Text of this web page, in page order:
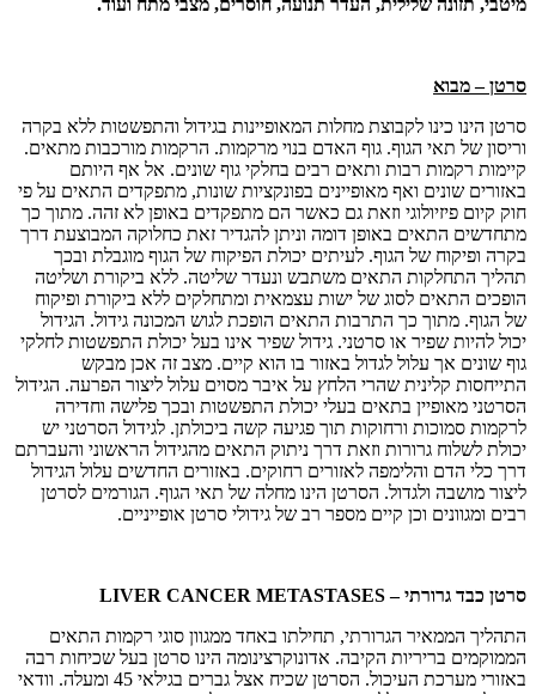
סרטן – מבוא
סרטן הינו כינו לקבוצת מחלות המאופיינות בגידול והתפשטות ללא בקרה
וריסון של תאי הגוף. גוף האדם בנוי מרקמות. הרקמות מורכבות מתאים.
קיימות רקמות רבות ותאים רבים בחלקי גוף שונים. אל אף היותם
באזורים שונים ואף מאופיינים בפונקציות שונות, מתפקדים התאים על פי
חוק קיום פיזיולוגי וזאת גם כאשר הם מתפקדים באופן לא זהה. מתוך כך
מתחדשים התאים באופן דומה וניתן להגדיר זאת כחלוקה המבוצעת דרך
בקרה ופיקוח של הגוף. לעיתים יכולת הפיקוח של הגוף מוגבלת ובכך
תהליך התחלקות התאים משתבש ונעדר שליטה. ללא ביקורת ושליטה
הופכים התאים לסוג של ישות עצמאית ומתחלקים ללא ביקורת ופיקוח
של הגוף. מתוך כך התרבות התאים הופכת לגוש המכונה גידול. הגידול
יכול להיות שפיר או סרטני. גידול שפיר אינו בעל יכולת התפשטות לחלקי
גוף שונים אך עלול לגדול באזור בו הוא קיים. מצב זה אכן מבקש
התייחסות קלינית שהרי הלחץ על איבר מסוים עלול ליצור הפרעה. הגידול
הסרטני מאופיין בתאים בעלי יכולת התפשטות ובכך פלישה וחדירה
לרקמות סמוכות ורחוקות תוך פגיעה קשה ביכולתן. לגידול הסרטני יש
יכולת לשלוח גרורות וזאת דרך ניתוק התאים מהגידול הראשוני והעברתם
דרך כלי הדם והלימפה לאזורים רחוקים. באזורים החדשים עלול הגידול
ליצור מושבה ולגדול. הסרטן הינו מחלה של תאי הגוף. הגורמים לסרטן
רבים ומגוונים וכן קיים מספר רב של גידולי סרטן אופייניים.
סרטן כבד גרורתי –LIVER CANCER METASTASES
התהליך הממאיר הגרורתי, תחילתו באחד ממגוון סוגי רקמות התאים
הממוקמים בריריות הקיבה. אדונוקרצינומה הינו סרטן בעל שכיחות רבה
באזורי מערכת העיכול. הסרטן שכיח אצל גברים בגילאי 45 ומעלה. וודאי